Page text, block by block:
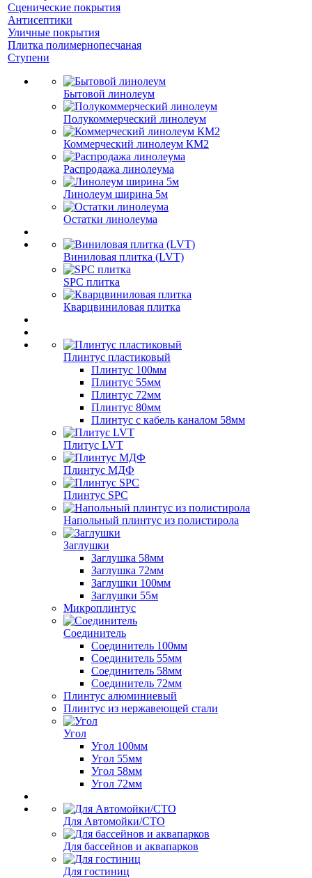
Сценические покрытия
Антисептики
Уличные покрытия
Плитка полимернопесчаная
Ступени
Бытовой линолеум
Полукоммерческий линолеум
Коммерческий линолеум КМ2
Распродажа линолеума
Линолеум ширина 5м
Остатки линолеума
Виниловая плитка (LVT)
SPC плитка
Кварцвиниловая плитка
Плинтус пластиковый
Плинтус 100мм
Плинтус 55мм
Плинтус 72мм
Плинтус 80мм
Плинтус с кабель каналом 58мм
Плитус LVT
Плинтус МДФ
Плинтус SPC
Напольный плинтус из полистирола
Заглушки
Заглушка 58мм
Заглушка 72мм
Заглушки 100мм
Заглушки 55м
Микроплинтус
Соединитель
Соединитель 100мм
Соединитель 55мм
Соединитель 58мм
Соединитель 72мм
Плинтус алюминиевый
Плинтус из нержавеющей стали
Угол
Угол 100мм
Угол 55мм
Угол 58мм
Угол 72мм
Для Автомойки/СТО
Для бассейнов и аквапарков
Для гостиниц